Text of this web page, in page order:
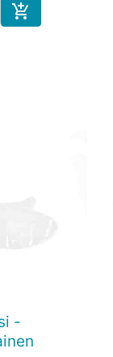

Ostoskoriin
-